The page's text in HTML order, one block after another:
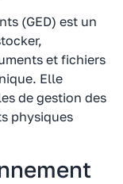
(GED) est un
et fichiers
Elle
de gestion des
physiques